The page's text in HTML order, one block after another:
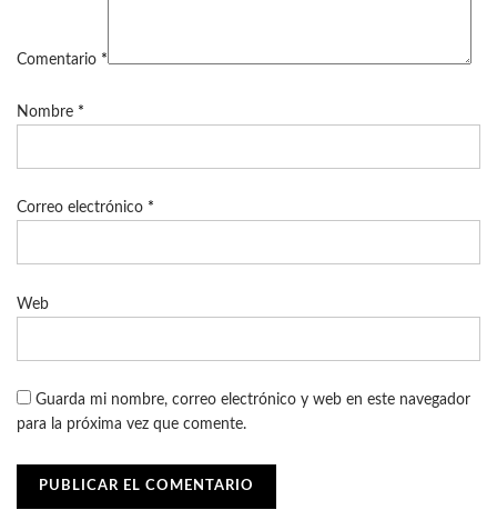
Comentario *
Nombre *
Correo electrónico *
Web
Guarda mi nombre, correo electrónico y web en este navegador
para la próxima vez que comente.